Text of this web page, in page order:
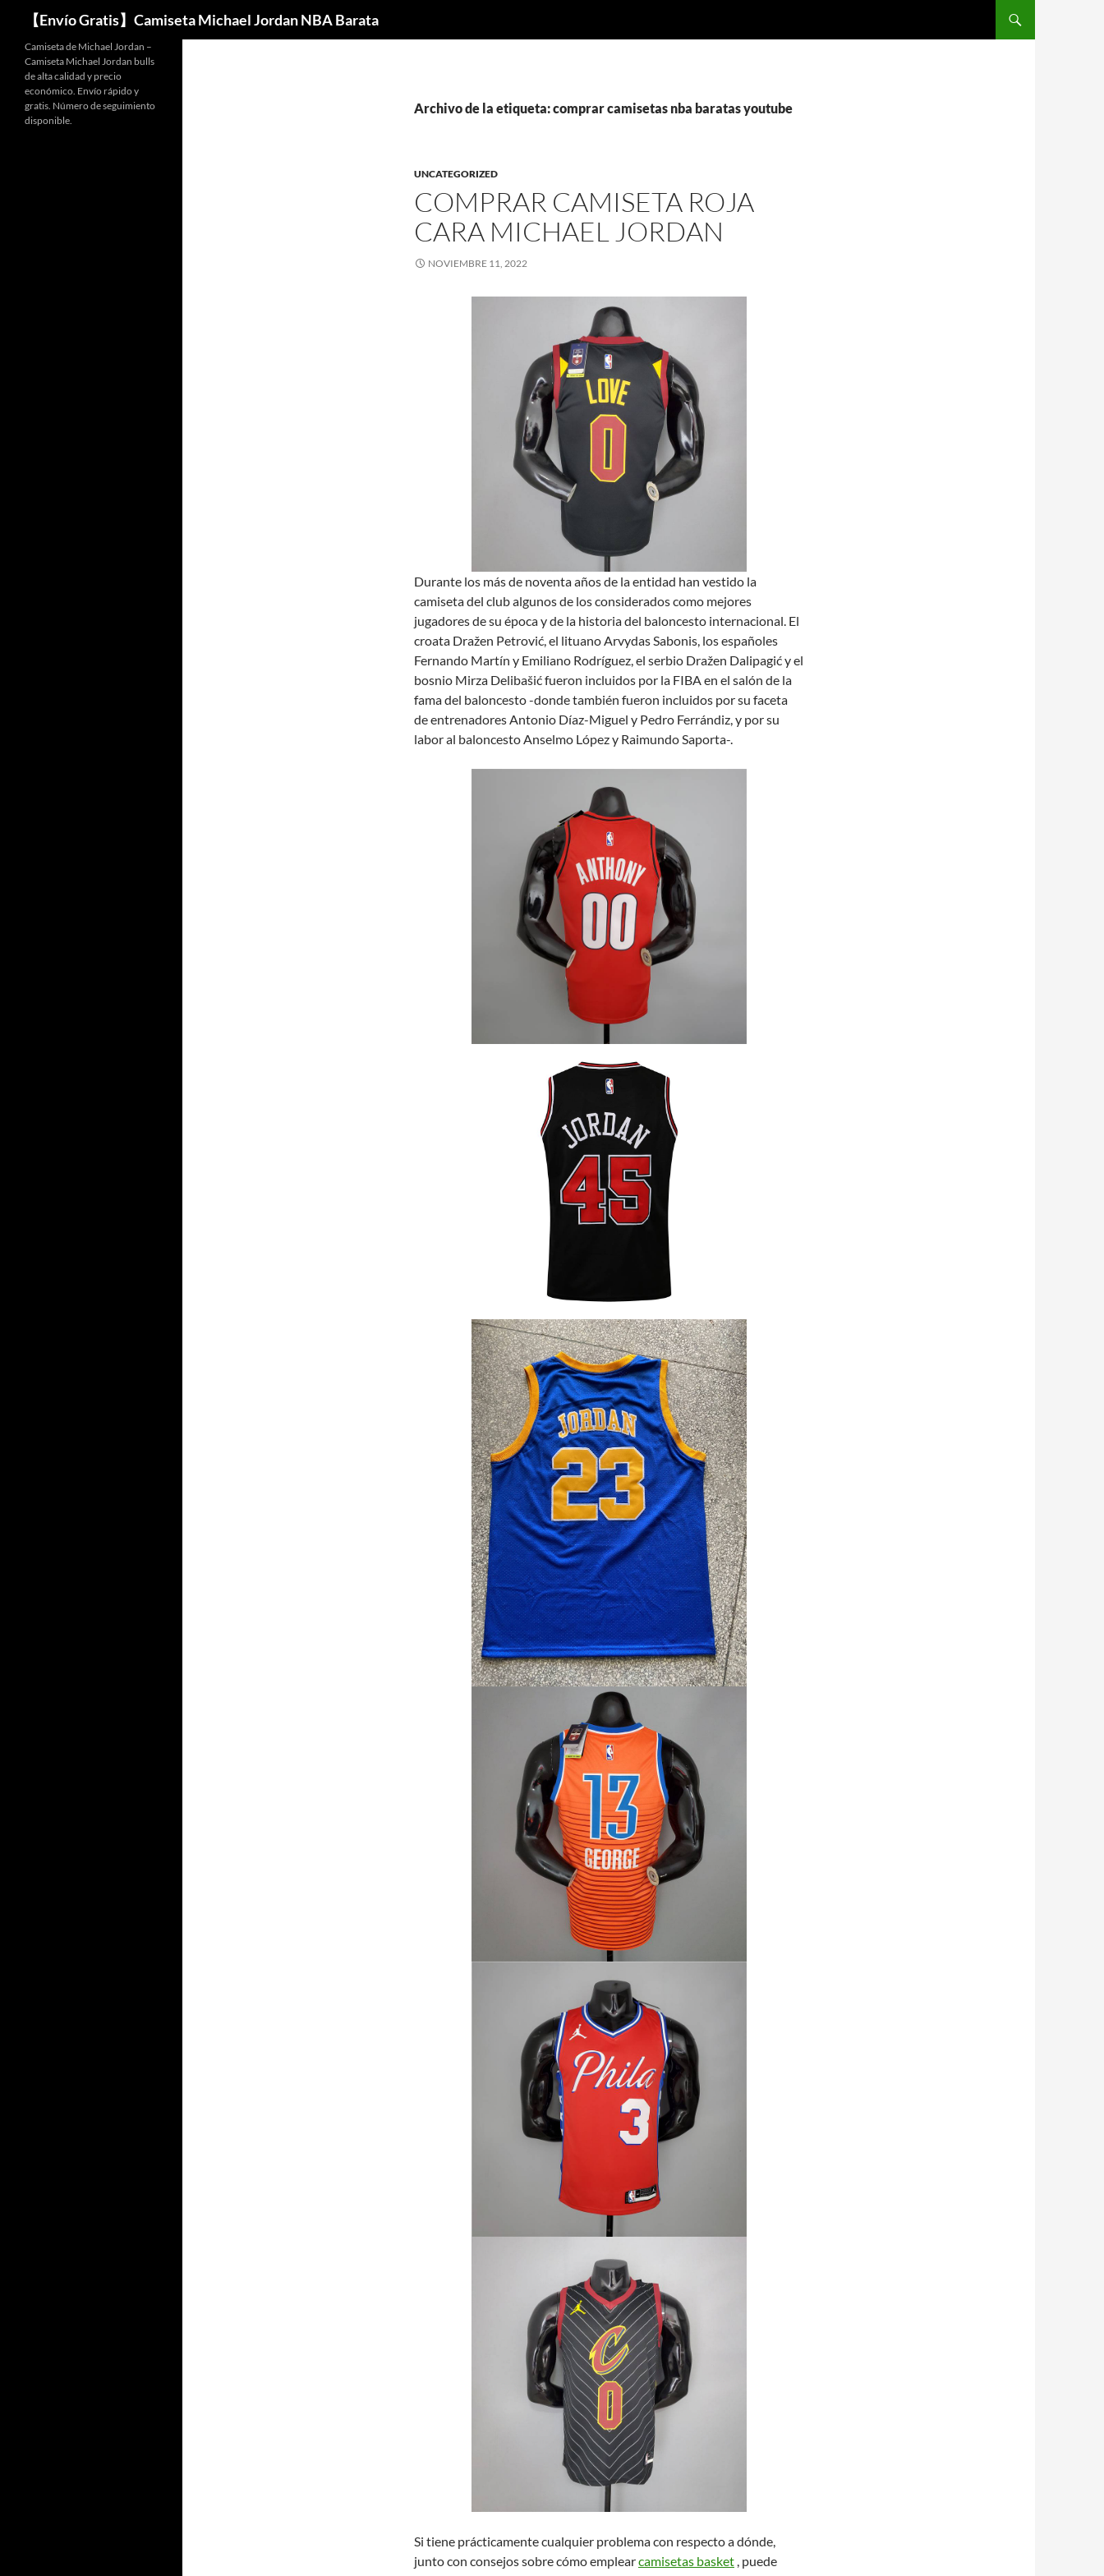
【Envío Gratis】Camiseta Michael Jordan NBA Barata
Buscar
Archivo de la etiqueta: comprar camisetas nba baratas youtube
UNCATEGORIZED
COMPRAR CAMISETA ROJA
CARA MICHAEL JORDAN
NOVIEMBRE 11, 2022
Durante los más de noventa años de la entidad han vestido la
camiseta del club algunos de los considerados como mejores
jugadores de su época y de la historia del baloncesto internacional. El
croata Dražen Petrović, el lituano Arvydas Sabonis, los españoles
Fernando Martín y Emiliano Rodríguez, el serbio Dražen Dalipagić y el
bosnio Mirza Delibašić fueron incluidos por la FIBA en el salón de la
fama del baloncesto -donde también fueron incluidos por su faceta
de entrenadores Antonio Díaz-Miguel y Pedro Ferrándiz, y por su
labor al baloncesto Anselmo López y Raimundo Saporta-.
Si tiene prácticamente cualquier problema con respecto a dónde,
junto con consejos sobre cómo emplearcamisetas basket , puede
Camiseta de Michael Jordan –
Camiseta Michael Jordan bulls
de alta calidad y precio
económico. Envío rápido y
gratis. Número de seguimiento
disponible.